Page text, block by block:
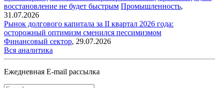
восстановление не будет быстрым Промышленность,
31.07.2026
Рынок долгового капитала за II квартал 2026 года:
осторожный оптимизм сменился пессимизмом
Финансовый сектор, 29.07.2026
Вся аналитика
Ежедневная E-mail рассылка